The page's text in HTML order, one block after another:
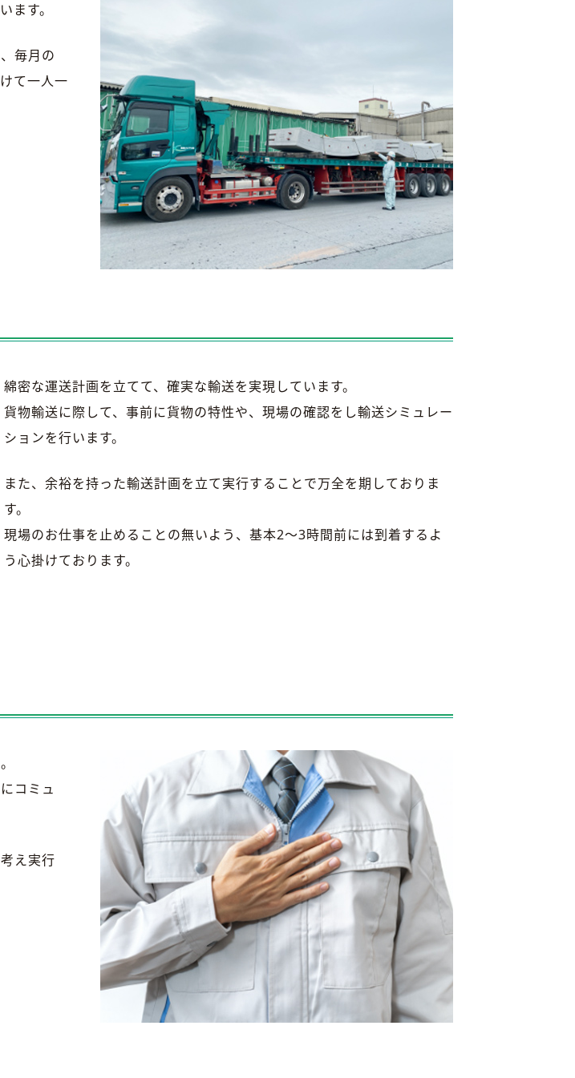
ます。
毎月の
て一人一
綿密な運送計画を立てて、確実な輸送を実現しています。
貨物輸送に際して、事前に貨物の特性や、現場の確認をし輸送シミュレー
ションを行います。
また、余裕を持った輸送計画を立て実行することで万全を期しておりま
す。
現場のお仕事を止めることの無いよう、基本2～3時間前には到着するよ
う心掛けております。
コミュ
え実行